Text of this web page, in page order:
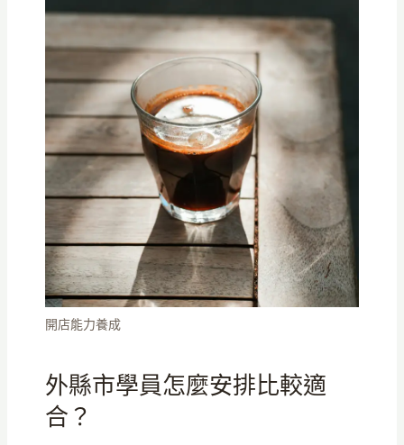
開店能力養成
外縣市學員怎麼安排比較適
合？